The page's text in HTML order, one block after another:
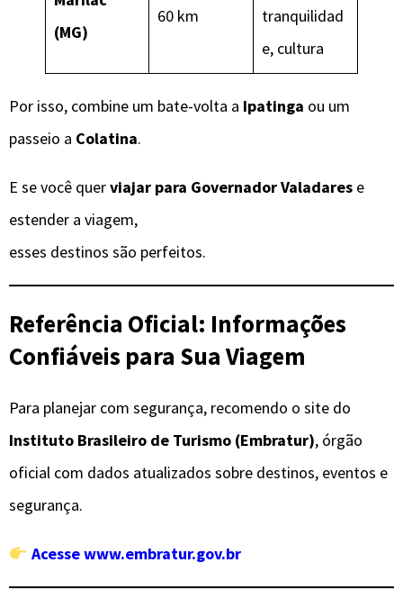
(MG)
60 km
tranquilidad
e, cultura
Por isso, combine um bate-volta a Ipatinga ou um
passeio a Colatina.
E se você querviajar para Governador Valadares e
estender a viagem,
esses destinos são perfeitos.
Referência Oficial: Informações
Confiáveis para Sua Viagem
Para planejar com segurança, recomendo o site do
Instituto Brasileiro de Turismo (Embratur), órgão
oficial com dados atualizados sobre destinos, eventos e
segurança.
Acesse www.embratur.gov.br